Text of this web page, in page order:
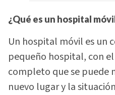
¿Qué es un hospital
Un hospital móvil es un
pequeño hospital, con
completo que se puede
nuevo lugar y la